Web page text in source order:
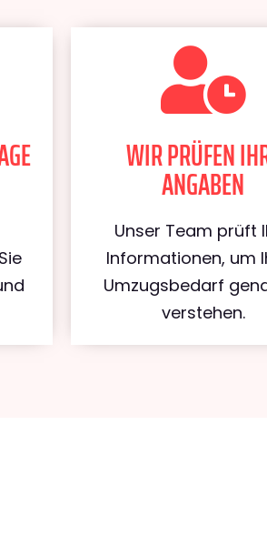
WIR PRÜFEN
ANGABEN
Unser Team prüft
Informationen, um
Umzugsbedarf
verstehen.